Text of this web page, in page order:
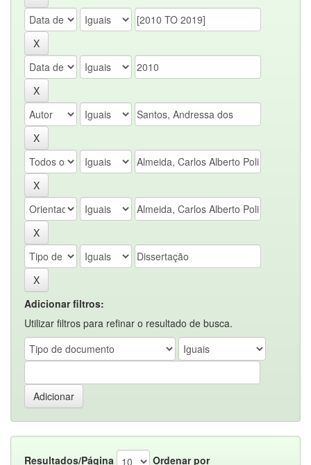
Adicionar filtros:
Utilizar filtros para refinar o resultado de busca.
Resultados/Página
Ordenar por